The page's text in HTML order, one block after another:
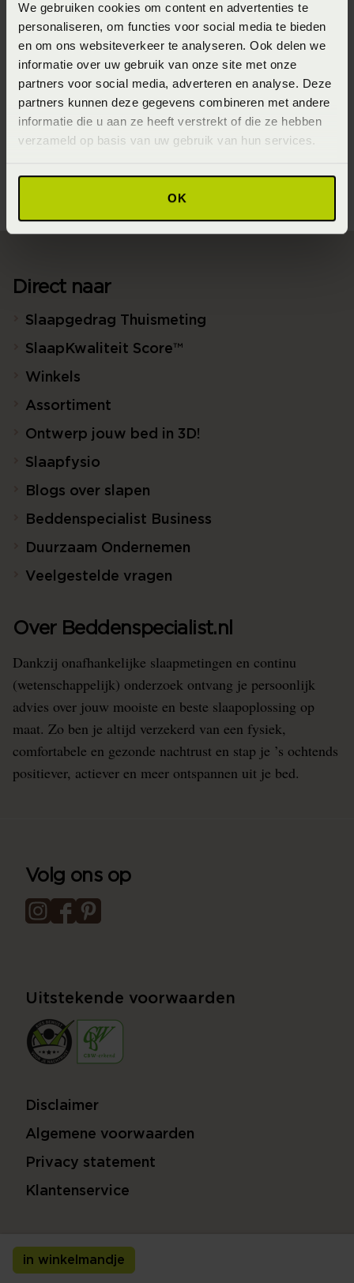
We gebruiken cookies om content en advertenties te
personaliseren, om functies voor social media te bieden
en om ons websiteverkeer te analyseren. Ook delen we
informatie over uw gebruik van onze site met onze
partners voor social media, adverteren en analyse. Deze
partners kunnen deze gegevens combineren met andere
informatie die u aan ze heeft verstrekt of die ze hebben
verzameld op basis van uw gebruik van hun services.
OK
Specificaties
Artikelnummer
8718471480017
Materiaal
in winkelmandje
Direct naar
Slaapgedrag Thuismeting
SlaapKwaliteit Score™
Winkels
Assortiment
Ontwerp jouw bed in 3D!
Slaapfysio
Blogs over slapen
Beddenspecialist Business
Duurzaam Ondernemen
Veelgestelde vragen
Over Beddenspecialist.nl
Dankzij onafhankelijke slaapmetingen en continu
(wetenschappelijk) onderzoek ontvang je persoonlijk
advies over jouw mooiste en beste slaapoplossing op
maat. Zo ben je altijd verzekerd van een fysiek,
comfortabele en gezonde nachtrust en stap je ’s ochtends
positiever, actiever en meer ontspannen uit je bed.
Volg ons op
Uitstekende voorwaarden
Disclaimer
Algemene voorwaarden
Privacy statement
Klantenservice